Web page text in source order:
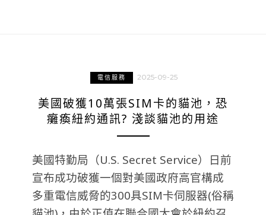
電信服務 2025-09-25
美國破獲10萬張SIM卡的貓池，恐
癱瘓紐約通訊? 淺談貓池的用途
美國特勤局（U.S. Secret Service）日前
宣布成功破獲一個對美國政府高官構成
多重電信威脅的300具SIM卡伺服器(俗稱